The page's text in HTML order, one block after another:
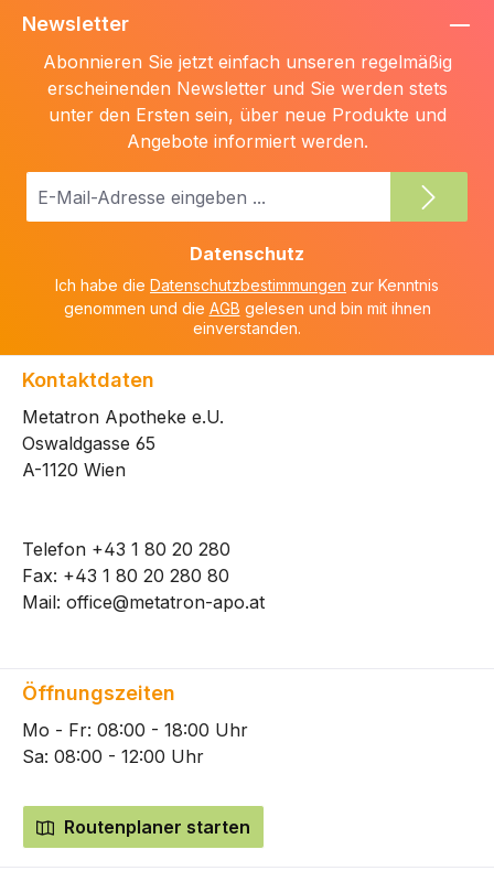
Newsletter
Abonnieren Sie jetzt einfach unseren regelmäßig
erscheinenden Newsletter und Sie werden stets
unter den Ersten sein, über neue Produkte und
Angebote informiert werden.
E-
Datenschutz
Ich habe die Datenschutzbestimmungen zur Kenntnis
genommen und die AGB gelesen und bin mit ihnen
einverstanden.
Kontaktdaten
Metatron Apotheke e.U.
Oswaldgasse 65
A-1120 Wien
Telefon +43 1 80 20 280
Fax: +43 1 80 20 280 80
Mail: office@metatron-apo.at
Öffnungszeiten
Mo - Fr: 08:00 - 18:00 Uhr
Sa: 08:00 - 12:00 Uhr
Routenplaner starten